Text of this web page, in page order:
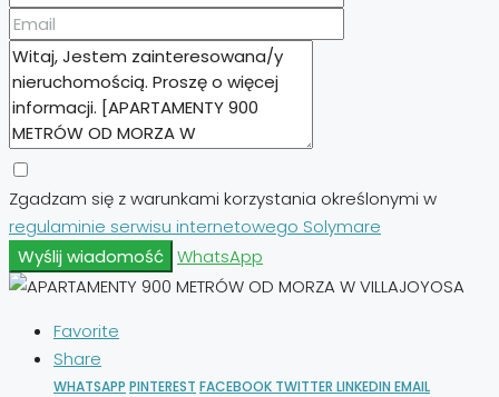
Zgadzam się z warunkami korzystania określonymi w
regulaminie serwisu internetowego Solymare
Wyślij wiadomość WhatsApp
Favorite
Share
WHATSAPP PINTEREST FACEBOOK TWITTER LINKEDIN EMAIL